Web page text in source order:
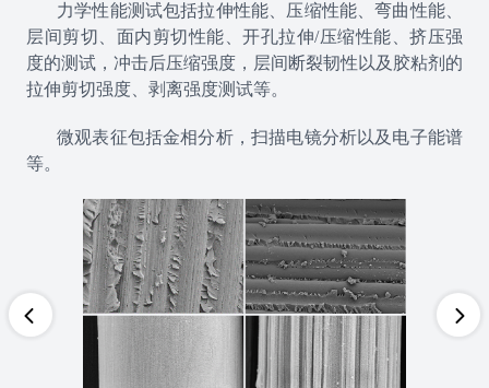
力学性能测试包括拉伸性能、压缩性能、弯曲性能、
层间剪切、面内剪切性能、开孔拉伸/压缩性能、挤压强
度的测试，冲击后压缩强度，层间断裂韧性以及胶粘剂的
拉伸剪切强度、剥离强度测试等。
微观表征包括金相分析，扫描电镜分析以及电子能谱
等。